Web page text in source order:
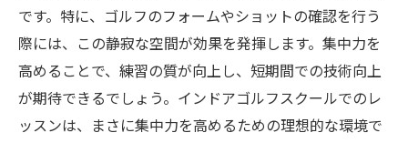
ゴルフを通じての新しい出会い
です。特に、ゴルフのフォームやショットの確認を行う
際には、この静寂な空間が効果を発揮します。集中力を
高めることで、練習の質が向上し、短期間での技術向上
が期待できるでしょう。インドアゴルフスクールでのレ
ッスンは、まさに集中力を高めるための理想的な環境で